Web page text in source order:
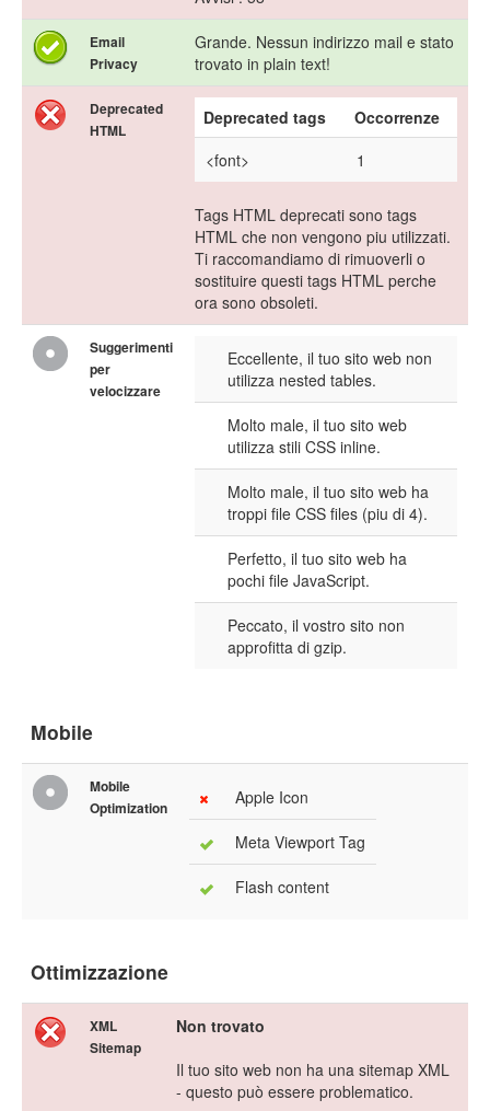
Email
Privacy
Grande. Nessun indirizzo mail e stato
trovato in plain text!
Deprecated
HTML
Deprecated tags
Occorrenze
<font>
1
Tags HTML deprecati sono tags
HTML che non vengono piu utilizzati.
Ti raccomandiamo di rimuoverli o
sostituire questi tags HTML perche
ora sono obsoleti.
Suggerimenti
per
velocizzare
Eccellente, il tuo sito web non
utilizza nested tables.
Molto male, il tuo sito web
utilizza stili CSS inline.
Molto male, il tuo sito web ha
troppi file CSS files (piu di 4).
Perfetto, il tuo sito web ha
pochi file JavaScript.
Peccato, il vostro sito non
approfitta di gzip.
Mobile
Mobile
Optimization
Apple Icon
Meta Viewport Tag
Flash content
Ottimizzazione
XML
Sitemap
Non trovato
Il tuo sito web non ha una sitemap XML
- questo può essere problematico.